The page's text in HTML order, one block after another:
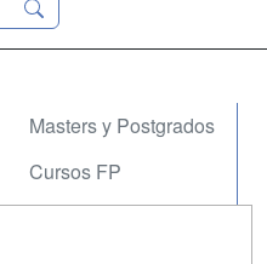
Masters y Postgrados
Cursos FP